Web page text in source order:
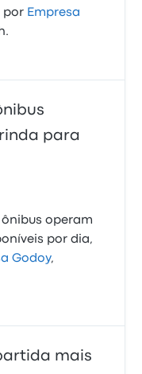
por Empresa
para
operam
por dia,
Godoy,
mais